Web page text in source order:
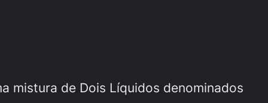
mistura de Dois Líquidos denominados